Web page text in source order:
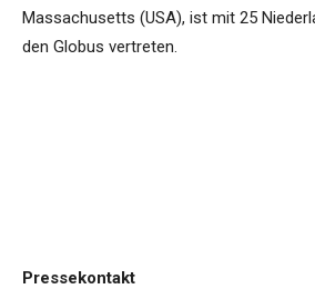
Massachusetts (USA), ist mit 25
den Globus vertreten.
Pressekontakt